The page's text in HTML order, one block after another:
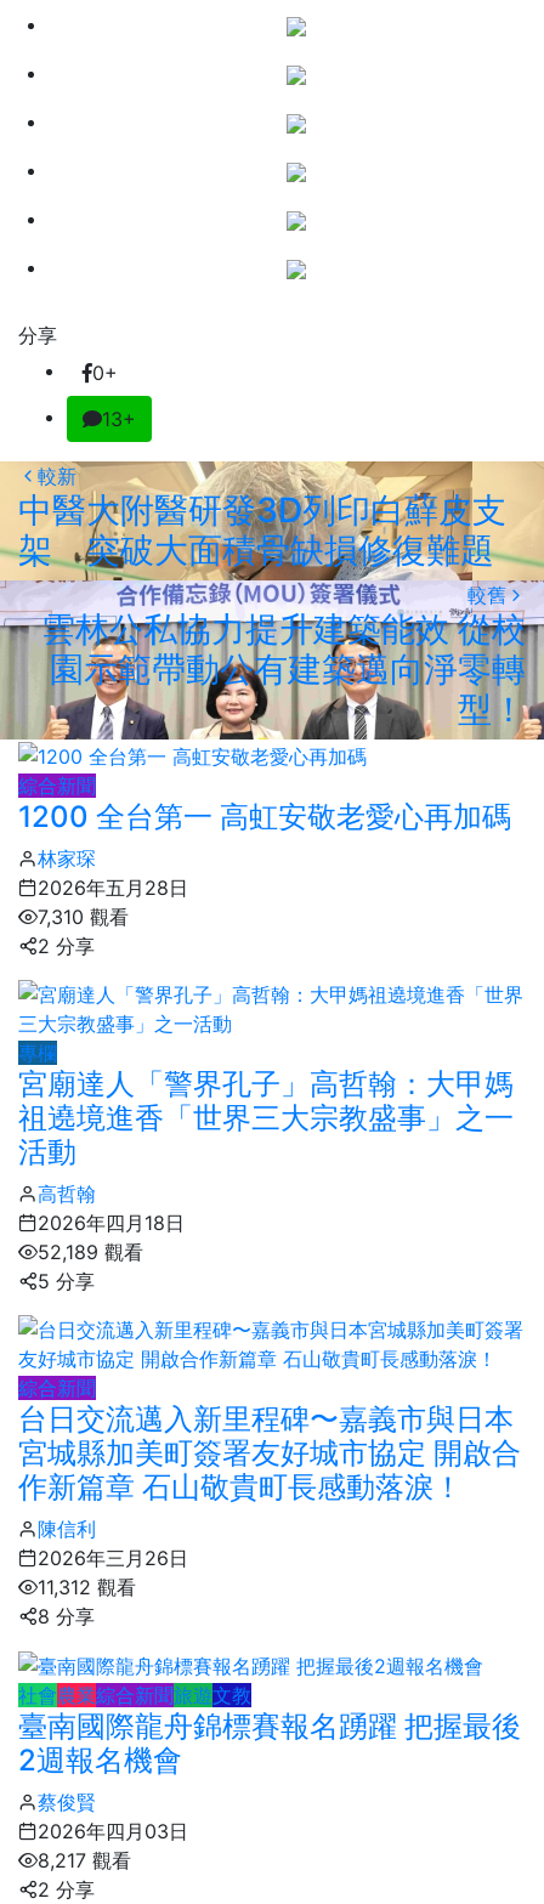
分享
0+
13+
較新
中醫大附醫研發3D列印白蘚皮支
架 突破大面積骨缺損修復難題
較舊
雲林公私協力提升建築能效 從校
園示範帶動公有建築邁向淨零轉
型！
綜合新聞
1200 全台第一 高虹安敬老愛心再加碼
林家琛
2026年五月28日
7,310 觀看
2 分享
專欄
宮廟達人「警界孔子」高哲翰：大甲媽
祖遶境進香「世界三大宗教盛事」之一
活動
高哲翰
2026年四月18日
52,189 觀看
5 分享
綜合新聞
台日交流邁入新里程碑〜嘉義市與日本
宮城縣加美町簽署友好城市協定 開啟合
作新篇章 石山敬貴町長感動落淚！
陳信利
2026年三月26日
11,312 觀看
8 分享
社會農業綜合新聞旅遊文教
臺南國際龍舟錦標賽報名踴躍 把握最後
2週報名機會
蔡俊賢
2026年四月03日
8,217 觀看
2 分享